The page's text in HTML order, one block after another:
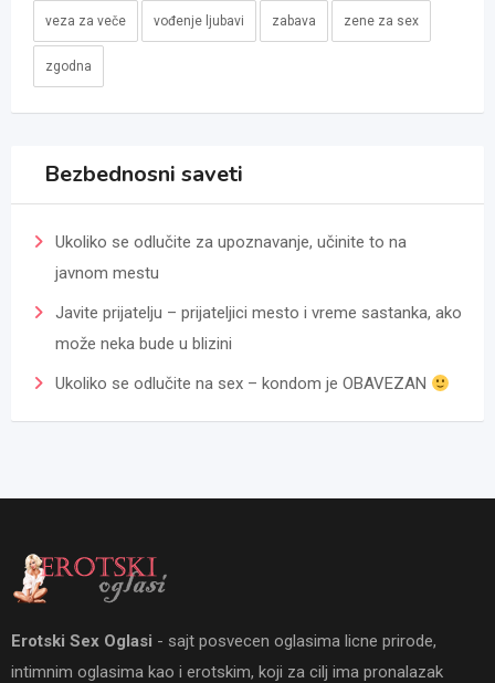
veza za veče vođenje ljubavi zabava zene za sex
zgodna
Bezbednosni saveti
Ukoliko se odlučite za upoznavanje, učinite to na
javnom mestu
Javite prijatelju – prijateljici mesto i vreme sastanka, ako
može neka bude u blizini
Ukoliko se odlučite na sex – kondom je OBAVEZAN
Erotski Sex Oglasi - sajt posvecen oglasima licne prirode,
intimnim oglasima kao i erotskim, koji za cilj ima pronalazak